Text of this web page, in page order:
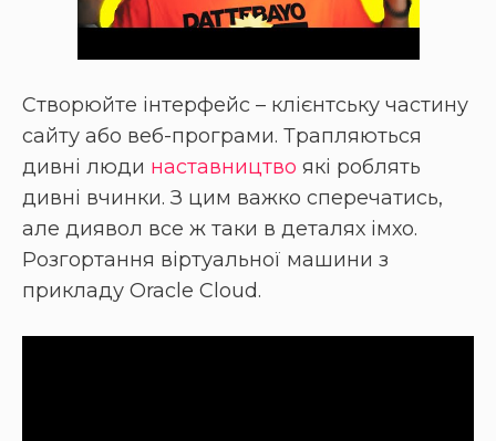
Створюйте інтерфейс – клієнтську частину
сайту або веб-програми. Трапляються
дивні люди наставництво які роблять
дивні вчинки. З цим важко сперечатись,
але диявол все ж таки в деталях імхо.
Розгортання віртуальної машини з
прикладу Oracle Cloud.